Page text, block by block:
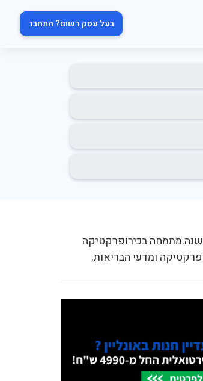
בעל עסק רשום? התחבר
בן קיקי ד"ר דיוידכירופרקט מוסמך מארה"ב, ועובד במקצוע למעלה מ 30 שנה.מתמחה בכירופרקטיקה